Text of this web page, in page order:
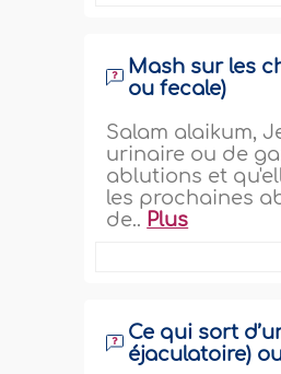
Mash sur les
ou fecale)
Salam alaikum,
urinaire ou de
ablutions et
les prochaines
de.. Plus
Ce qui sort
éjaculatoire)